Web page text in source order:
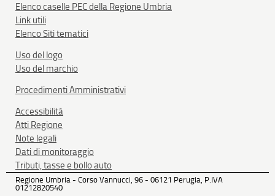
Elenco caselle PEC della Regione Umbria
Link utili
Elenco Siti tematici
Uso del logo
Uso del marchio
Procedimenti Amministrativi
Accessibilità
Atti Regione
Note legali
Dati di monitoraggio
Tributi, tasse e bollo auto
Regione Umbria - Corso Vannucci, 96 - 06121 Perugia, P.IVA
01212820540